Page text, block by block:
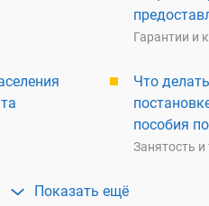
Гарантии и
Что
пособия
Занятость и